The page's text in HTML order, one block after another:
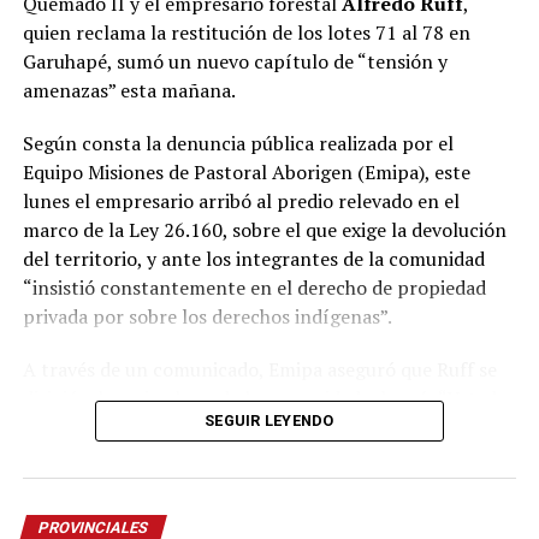
Durante la reunión, las autoridades repasaron el
cronograma previsto para el comienzo de la nueva
conexión, cuyovuelo inaugural tendrá lugar el
próximo 1 de noviembre
incorporación de esta alternativa para el desarrollo del
turismo, la actividad económica y la movilidad de los
misioneros.
“Es muy importante para Misiones, porque somos una
provincia turística y porque somos más de un millón y
medio de misioneros. Además, Buenos Aires nos queda
flujo de empresas y de inversiones. Por eso, contar con
una mayor conectividad aérea es algo muy positivo para
quien reclama la restitución de los lotes 71 al 78 en
Garuhapé, sumó un nuevo capítulo de “tensión y
amenazas” esta mañana.
Según consta la denuncia pública realizada por el
Equipo Misiones de Pastoral Aborigen (Emipa), este
lunes el empresario arribó al predio relevado en el
marco de la Ley 26.160, sobre el que exige la devolución
del territorio, y ante los integrantes de la comunidad
“insistió constantemente en el derecho de propiedad
privada por sobre los derechos indígenas”.
dirigió a los miembros de la comunidad y lanzó: “Ustedes
son paraguayos” y “usurpadores”.
En un video que fue adjunto al escrito difundido en sus
redes sociales, también se escucha la frase: “
SEGUIR LEYENDO
PROVINCIALES